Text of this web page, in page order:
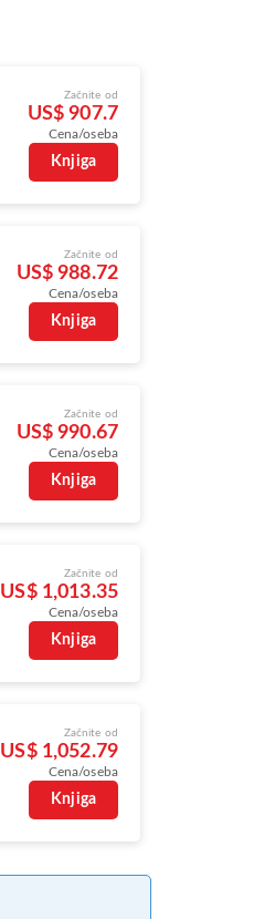
Začnite od
US$ 907.7
Cena/oseba
Knjiga
Začnite od
US$ 988.72
Cena/oseba
Knjiga
Začnite od
US$ 990.67
Cena/oseba
Knjiga
Začnite od
US$ 1,013.35
Cena/oseba
Knjiga
Začnite od
US$ 1,052.79
Cena/oseba
Knjiga